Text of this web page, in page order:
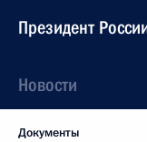
Президент
Новости
Документы